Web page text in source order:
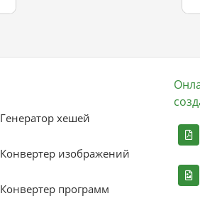
Генератор хешей
Конвертер изображений
Конвертер программ